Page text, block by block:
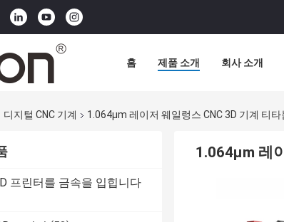
홈 제품 소개 회사 소개
디지털 CNC 기계 1.064μm 레이저 웨일렁스 CNC 3D 기계 티타
프린터를 금속을 입힙니다
1.064μm 레